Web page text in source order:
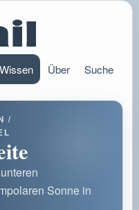
Wissen Über Suche
/
Sonne in